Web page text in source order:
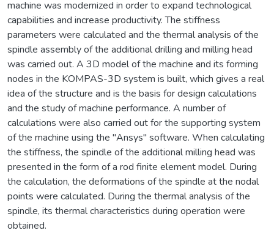
machine was modernized in order to expand technological
capabilities and increase productivity. The stiffness
parameters were calculated and the thermal analysis of the
spindle assembly of the additional drilling and milling head
was carried out. A 3D model of the machine and its forming
nodes in the KOMPAS-3D system is built, which gives a real
idea of the structure and is the basis for design calculations
and the study of machine performance. A number of
calculations were also carried out for the supporting system
of the machine using the "Ansys" software. When calculating
the stiffness, the spindle of the additional milling head was
presented in the form of a rod finite element model. During
the calculation, the deformations of the spindle at the nodal
points were calculated. During the thermal analysis of the
spindle, its thermal characteristics during operation were
obtained.